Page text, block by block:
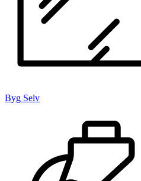
Byg Selv